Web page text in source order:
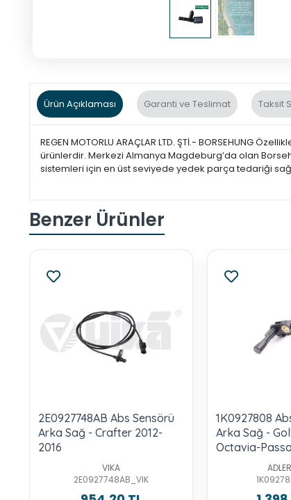
Ürün Açıklaması Garanti ve Teslimat Taksit
REGEN MOTORLU ARAÇLAR LTD. ŞTİ.- BORSEHUNG
ürünlerdir. Merkezi Almanya Magdeburg’da olan
sistemleri için en üst seviyede yedek parça tedariği
Benzer Ürünler
2E0927748AB Abs Sensörü
Arka Sağ - Crafter 2012-
2016
VIKA
2E0927748AB_VIK
1K0927808
Arka Sağ -
Octavia-